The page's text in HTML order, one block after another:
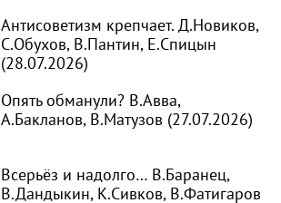
Антисоветизм крепчает. Д.Новиков,
С.Обухов, В.Пантин, Е.Спицын
(28.07.2026)
Опять обманули? В.Авва,
А.Бакланов, В.Матузов (27.07.2026)
Всерьёз и надолго… В.Баранец,
В.Дандыкин, К.Сивков, В.Фатигаров